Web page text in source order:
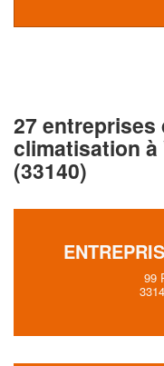
27 entreprises
climatisation
(33140)
99